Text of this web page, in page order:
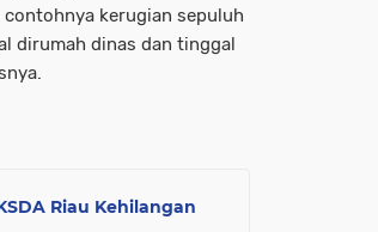
kerugian sepuluh
dirumah dinas dan tinggal
Riau Kehilangan